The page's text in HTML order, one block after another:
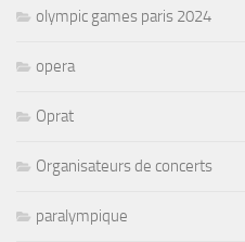
olympic games paris 2024
opera
Oprat
Organisateurs de concerts
paralympique